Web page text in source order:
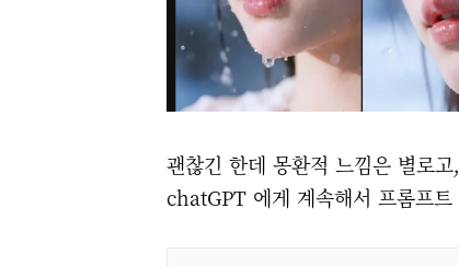
괜찮긴 한데 몽환적 느낌은 별로
chatGPT 에게 계속해서 프롬프